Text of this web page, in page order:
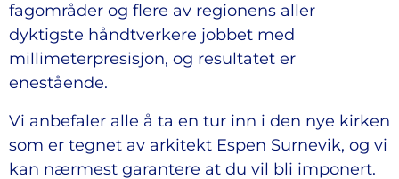
fagområder og flere av regionens aller
dyktigste håndtverkere jobbet med
millimeterpresisjon, og resultatet er
enestående.
Vi anbefaler alle å ta en tur inn i den nye kirken
som er tegnet av arkitekt Espen Surnevik, og vi
kan nærmest garantere at du vil bli imponert.